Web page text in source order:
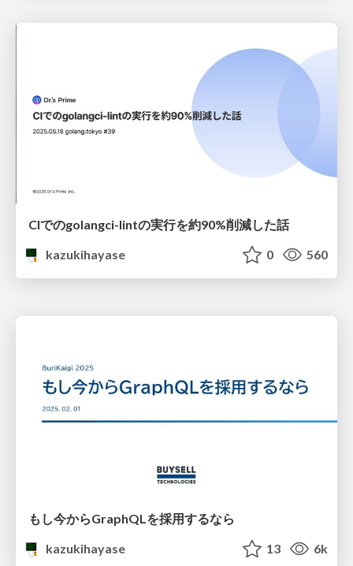
CIでのgolangci-lintの実行を約90%削減した話
kazukihayase
0 560
もし今からGraphQLを採用するなら
kazukihayase
13 6k